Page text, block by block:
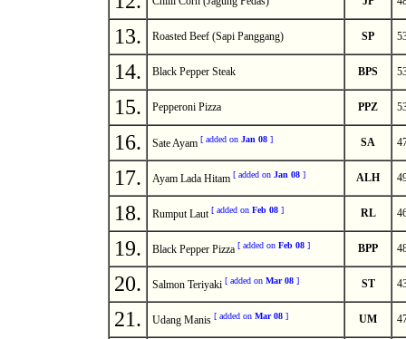
13. Roasted Beef (Sapi Panggang) SP
14. Black Pepper Steak BPS
15. Pepperoni Pizza PPZ
16. Sate Ayam [ added on Jan 08 ] SA
17. Ayam Lada Hitam [ added on Jan 08 ] ALH
18. Rumput Laut[ added on Feb 08 ] RL
19. Black Pepper Pizza [ added on Feb 08 ] BPP
20. Salmon Teriyaki [ added on Mar 08 ] ST
21. Udang Manis [ added on Mar 08 ] UM